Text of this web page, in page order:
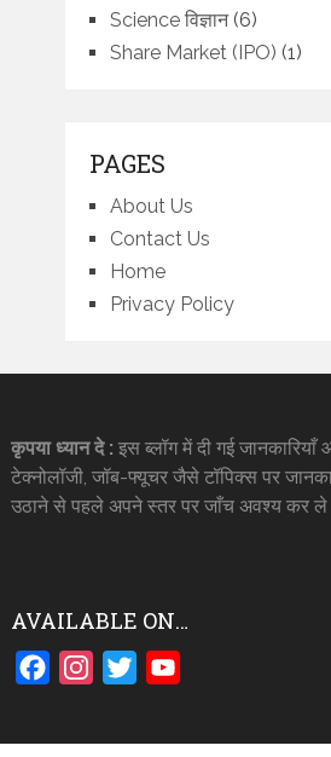
Science विज्ञान(6)
Share Market (IPO) (1)
PAGES
About Us
Contact Us
Home
Privacy Policy
कृपया ध्यान दे : इस ब्लॉग में दी गई
टेक्नोलॉजी, जॉब-फ्यूचर जैसे टॉपिक्स पर
उठाने से पहले अपने स्तर पर जाँच अवश्य कर
AVAILABLE ON…
FacebookInstagram
Twitter